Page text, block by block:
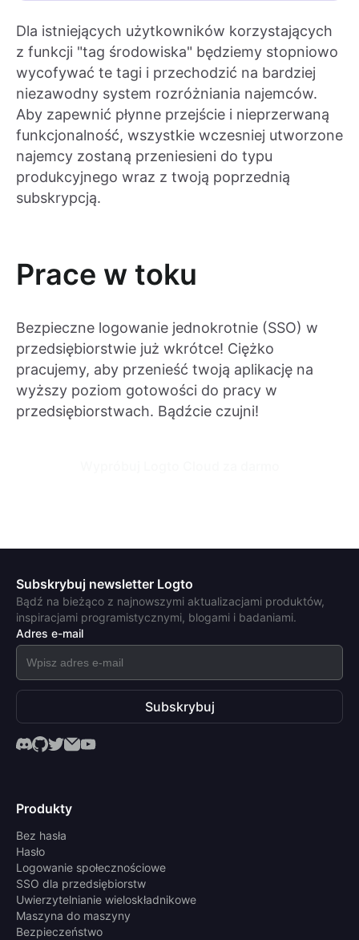
Dla istniejących użytkowników korzystających
z funkcji "tag środowiska" będziemy stopniowo
wycofywać te tagi i przechodzić na bardziej
niezawodny system rozróżniania najemców.
Aby zapewnić płynne przejście i nieprzerwaną
funkcjonalność, wszystkie wczesniej utworzone
najemcy zostaną przeniesieni do typu
produkcyjnego wraz z twoją poprzednią
subskrypcją.
Prace w toku
Bezpieczne logowanie jednokrotnie (SSO) w
przedsiębiorstwie już wkrótce! Ciężko
pracujemy, aby przenieść twoją aplikację na
wyższy poziom gotowości do pracy w
przedsiębiorstwach. Bądźcie czujni!
Subskrybuj newsletter Logto
Bądź na bieżąco z najnowszymi aktualizacjami produktów,
inspiracjami programistycznymi, blogami i badaniami.
Adres e-mail
Subskrybuj
Produkty
Bez hasła
Hasło
Logowanie społecznościowe
SSO dla przedsiębiorstw
Uwierzytelnianie wieloskładnikowe
Maszyna do maszyny
Bezpieczeństwo